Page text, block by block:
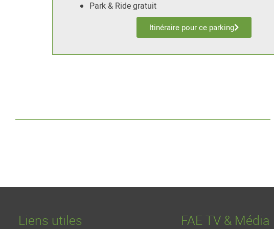
Park & Ride gratuit
Itinéraire pour ce parking
Liens utiles FAE TV & Média